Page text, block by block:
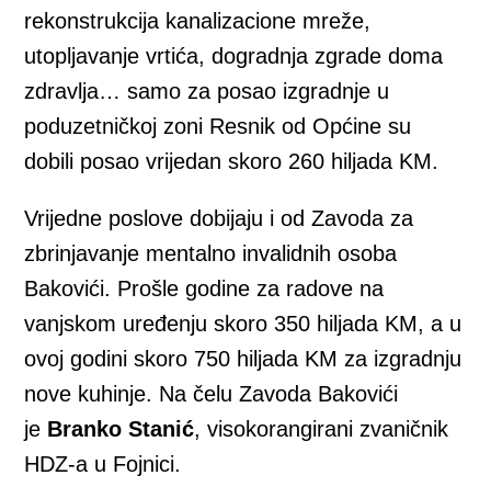
rekonstrukcija kanalizacione mreže,
utopljavanje vrtića, dogradnja zgrade doma
zdravlja… samo za posao izgradnje u
poduzetničkoj zoni Resnik od Općine su
dobili posao vrijedan skoro 260 hiljada KM.
Vrijedne poslove dobijaju i od Zavoda za
zbrinjavanje mentalno invalidnih osoba
Bakovići. Prošle godine za radove na
vanjskom uređenju skoro 350 hiljada KM, a u
ovoj godini skoro 750 hiljada KM za izgradnju
nove kuhinje. Na čelu Zavoda Bakovići
je Branko Stanić, visokorangirani zvaničnik
HDZ-a u Fojnici.